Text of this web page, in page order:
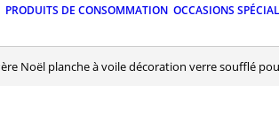
PRODUITS DE CONSOMMATION OCCASIONS
Père Noël planche à voile décoration verre soufflé